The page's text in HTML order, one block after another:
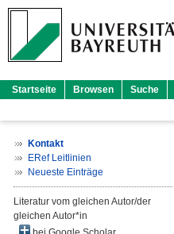
Startseite Browsen Suche
Kontakt
ERef Leitlinien
Neueste Einträge
Literatur vom gleichen Autor/der
gleichen Autor*in